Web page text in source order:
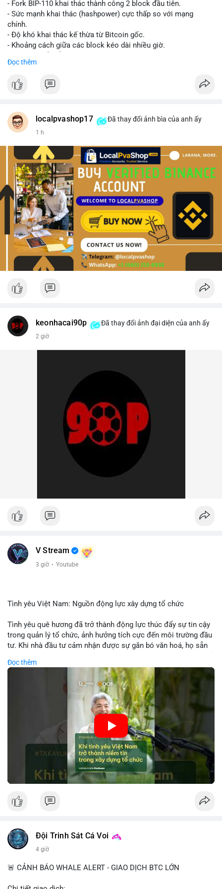
- Fork BIP-110 khai thác thành công 2 block đầu tiên.
- Sức mạnh khai thác (hashpower) cực thấp so với mạng
chính.
- Độ khó khai thác kế thừa từ Bitcoin gốc.
- Khoảng cách giữa các block kéo dài nhiều giờ.
#vlikevn #titanbot
Đọc thêm
localpvashop17 Đã thay đổi ảnh bìa của anh ấy
1 h
keonhacai90p Đã thay đổi ảnh đại diện của anh ấy
2 giờ
V Stream
3 giờ · Youtube
Tình yêu Việt Nam: Nguồn động lực xây dựng tổ chức
Tình yêu quê hương đã trở thành động lực thúc đẩy sự tin cậy
trong quản lý tổ chức, ảnh hưởng tích cực đến môi trường đầu
tư. Khi nhà đầu tư cảm nhận được sự gắn bó văn hoá, họ sẵn
các công ty blockchain và tiền mã hoá. Sự tăng cường niềm
tin này giúp giảm rủi ro thị trường, cải thiện chi phí vốn và thúc
đẩy sự phát triển bền vững của ngành công nghệ tài chính. Các
nhà quản lý cần khai thác tinh thần này để xây dựng chiến lược
phát triển bền vững và thu hút vốn đầu tư.
🎥 Xem video trực tiếp tại:
Nguồn: VIETSUCCESS
Đọc thêm
Đội Trinh Sát Cá Voi
4 giờ
🚨 CẢNH BÁO WHALE ALERT - GIAO DỊCH BTC LỚN